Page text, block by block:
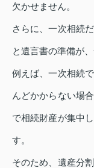
欠かせません。
さらに、一次相続
と遺言書の準備が
例えば、一次相続
んどかからない場
で相続財産が集中
す。
そのため、遺産分